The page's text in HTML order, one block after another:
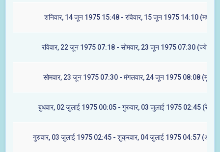
शनिवार, 14 जून 1975 15:48 - रविवार, 15 जून 1975 14:10 (मघा)
रविवार, 22 जून 1975 07:18 - सोमवार, 23 जून 1975 07:30 (ज्येष्टा)
सोमवार, 23 जून 1975 07:30 - मंगलवार, 24 जून 1975 08:08 (मूल)
बुधवार, 02 जुलाई 1975 00:05 - गुरुवार, 03 जुलाई 1975 02:45 (रेवती)
गुरुवार, 03 जुलाई 1975 02:45 - शुक्रवार, 04 जुलाई 1975 04:57